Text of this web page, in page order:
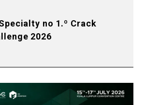
no 1.º Crack
2026